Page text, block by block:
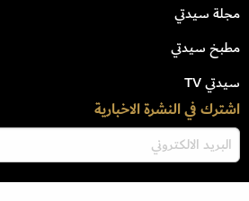
مجلة سيدتي
مطبخ سيدتي
سيدتي TV
اشترك في النشرة الاخبارية